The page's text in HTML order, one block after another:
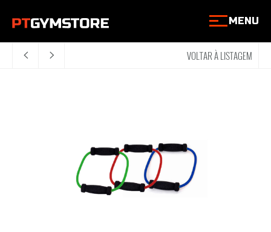
MENU
< > VOLTAR À LISTAGEM